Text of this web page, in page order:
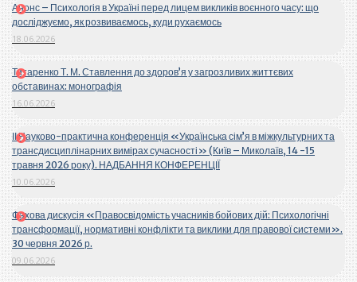
Анонс – Психологія в Україні перед лицем викликів воєнного часу: що
досліджуємо, як розвиваємось, куди рухаємось
18.06.2026
Титаренко Т. М. Ставлення до здоров’я у загрозливих життєвих
обставинах: монографія
16.06.2026
ІІ Науково-практична конференція «Українська сім’я в міжкультурних та
трансдисциплінарних вимірах сучасності» (Київ – Миколаїв, 14 -15
травня 2026 року). НАДБАННЯ КОНФЕРЕНЦІЇ
10.06.2026
Фахова дискусія «Правосвідомість учасників бойових дій: Психологічні
трансформації, нормативні конфлікти та виклики для правової системи».
30 червня 2026 р.
09.06.2026